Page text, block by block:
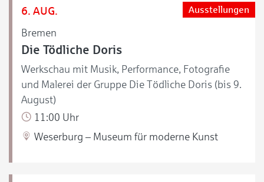
6. AUG.
Bremen
Ausstellungen
Die Tödliche Doris
Werkschau mit Musik, Performance, Fotografie
und Malerei der Gruppe Die Tödliche Doris (bis 9.
August)
11:00 Uhr
Weserburg – Museum für moderne Kunst